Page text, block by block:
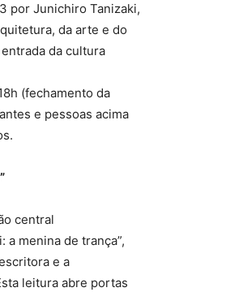
por Junichiro Tanizaki,
da arte e do
da cultura
(fechamento da
e pessoas acima
central
a menina de trança”,
e a
leitura abre portas